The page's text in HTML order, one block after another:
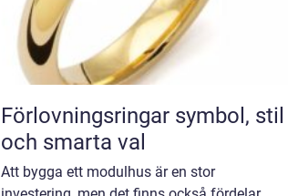
Förlovningsringar symbol, stil
och smarta val
Att bygga ett modulhus är en stor